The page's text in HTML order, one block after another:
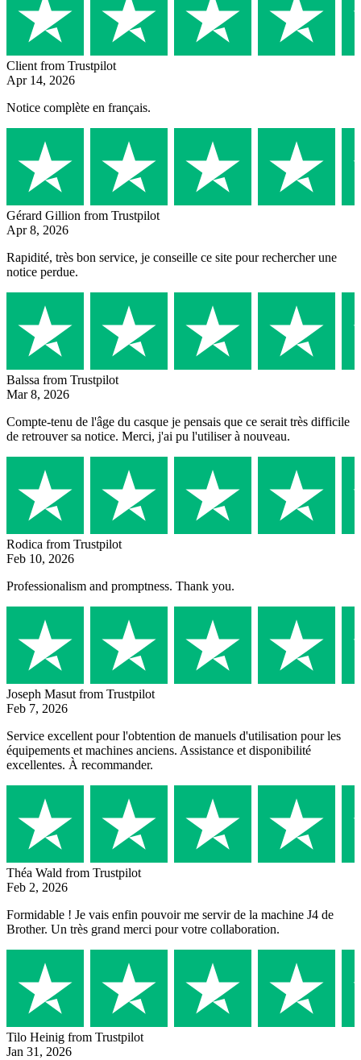
Client from Trustpilot
Apr 14, 2026
Notice complète en français.
Gérard Gillion from Trustpilot
Apr 8, 2026
Rapidité, très bon service, je conseille ce site pour rechercher une
notice perdue.
Balssa from Trustpilot
Mar 8, 2026
Compte-tenu de l'âge du casque je pensais que ce serait très difficile
de retrouver sa notice. Merci, j'ai pu l'utiliser à nouveau.
Rodica from Trustpilot
Feb 10, 2026
Professionalism and promptness. Thank you.
Joseph Masut from Trustpilot
Feb 7, 2026
Service excellent pour l'obtention de manuels d'utilisation pour les
équipements et machines anciens. Assistance et disponibilité
excellentes. À recommander.
Théa Wald from Trustpilot
Feb 2, 2026
Formidable ! Je vais enfin pouvoir me servir de la machine J4 de
Brother. Un très grand merci pour votre collaboration.
Tilo Heinig from Trustpilot
Jan 31, 2026